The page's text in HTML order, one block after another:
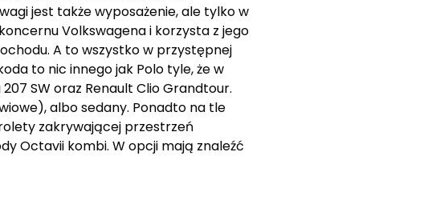
jest także wyposażenie, ale tylko w
Volkswagena i korzysta z jego
A to wszystko w przystępnej
to nic innego jak Polo tyle, że w
SW oraz Renault Clio Grandtour.
albo sedany. Ponadto na tle
zakrywającej przestrzeń
Octavii kombi. W opcji mają znaleźć